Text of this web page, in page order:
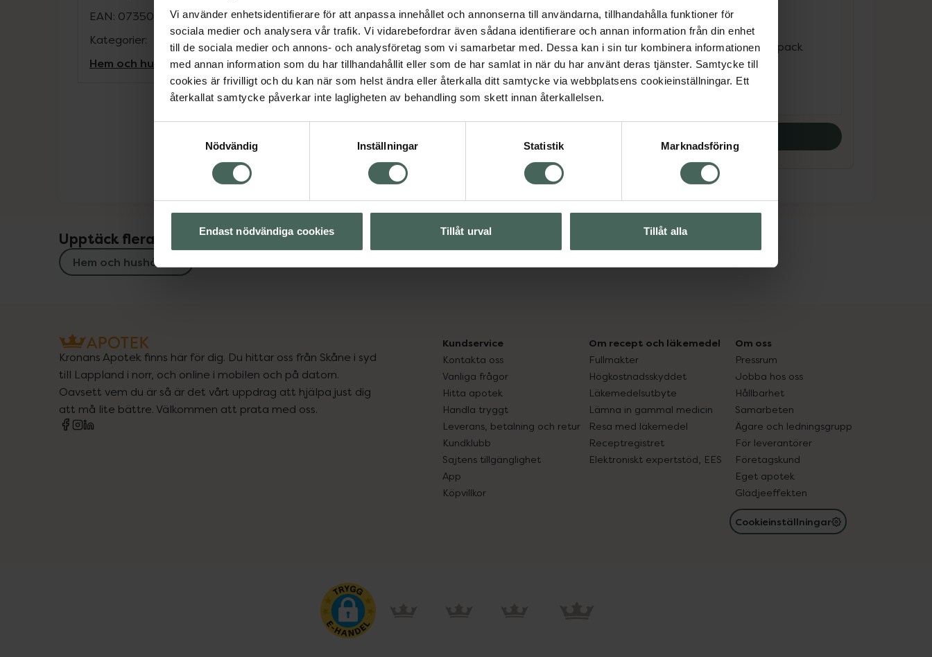
Vi använder enhetsidentifierare för att anpassa innehållet och annonserna till användarna, tillhandahålla funktioner för
sociala medier och analysera vår trafik. Vi vidarebefordrar även sådana identifierare och annan information från din enhet
till de sociala medier och annons- och analysföretag som vi samarbetar med. Dessa kan i sin tur kombinera informationen
med annan information som du har tillhandahållit eller som de har samlat in när du har använt deras tjänster. Samtycke till
cookies är frivilligt och du kan när som helst ändra eller återkalla ditt samtycke via webbplatsens cookieinställningar. Ett
återkallat samtycke påverkar inte lagligheten av behandling som skett innan återkallelsen.
Nödvändig
Inställningar Statistik Marknadsföring
Endast nödvändiga cookies Tillåt urval Tillåt alla
ADJÖ Tag Black
Bagagelapp 1 st
Pris online
73 kr
ADJÖ Cover
Tandborstfodral 4 pack
Pris online
Köp båda för:
102,90 kr
EAN: 07350137200167
Kategorier:
Hem och hushåll
Upptäck flera produkter inom
Hem och hushåll
Kronans Apotek finns här för dig. Du hittar oss från Skåne i syd
till Lappland i norr, och online i mobilen och på datorn.
Oavsett vem du är så är det vårt uppdrag att hjälpa just dig
att må lite bättre. Välkommen att prata med oss.
Kundservice
Kontakta oss
Vanliga frågor
Hitta apotek
Handla tryggt
Leverans, betalning och retur
Kundklubb
Sajtens tillgänglighet
App
Köpvillkor
Om recept och läkemedel
Fullmakter
Högkostnadsskyddet
Läkemedelsutbyte
Lämna in gammal medicin
Resa med läkemedel
Receptregistret
Elektroniskt expertstöd, EES
Om oss
Pressrum
Jobba hos oss
Hållbarhet
Samarbeten
Ägare och ledningsgrupp
För leverantörer
Företagskund
Eget apotek
Glädjeeffekten
Cookieinställningar